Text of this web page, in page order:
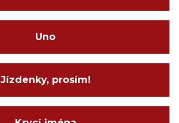
Uno
Jízdenky, prosím!